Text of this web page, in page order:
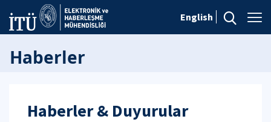
English
Haberler
Haberler & Duyurular